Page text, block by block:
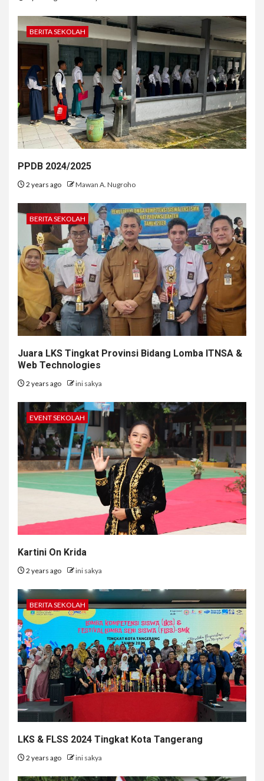
BERITA SEKOLAH
PPDB 2024/2025
2 years ago Mawan A. Nugroho
BERITA SEKOLAH
Juara LKS Tingkat Provinsi Bidang Lomba ITNSA &
Web Technologies
2 years ago ini sakya
EVENT SEKOLAH
Kartini On Krida
2 years ago ini sakya
BERITA SEKOLAH
LKS & FLSS 2024 Tingkat Kota Tangerang
2 years ago ini sakya